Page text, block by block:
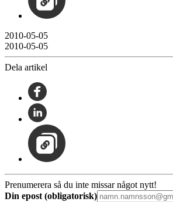
2010-05-05
2010-05-05
Dela artikel
Prenumerera så du inte missar något nytt!
Din epost (obligatorisk)